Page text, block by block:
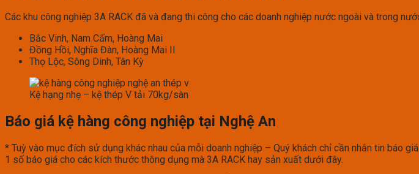
Các khu công nghiệp 3A RACK đã và đang thi công cho các doanh nghiệp nước ngoài và trong
Bắc Vinh, Nam Cấm, Hoàng Mai
Đồng Hồi, Nghĩa Đàn, Hoàng Mai II
Thọ Lộc, Sông Dinh, Tân Kỳ
Kệ hạng nhẹ – kệ thép V tải 70kg/sàn
Báo giá kệ hàng công nghiệp tại Nghệ An
* Tuỳ vào mục đích sử dụng khác nhau của mỗi doanh nghiệp – Quý khách chỉ cần nhắn tin báo
1 số báo giá cho các kích thước thông dụng mà 3A RACK hay sản xuất dưới đây.